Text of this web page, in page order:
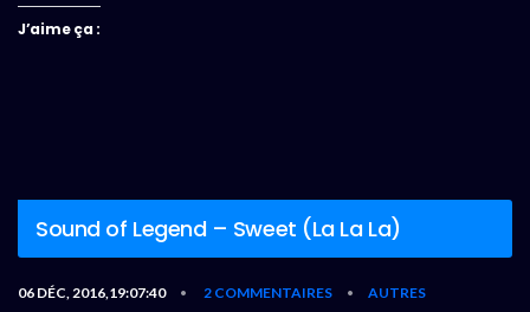
J’aime ça :
Sound of Legend – Sweet (La La La)
06 DÉC, 2016,19:07:40 • 2 COMMENTAIRES • AUTRES